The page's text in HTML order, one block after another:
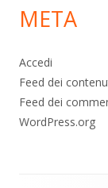
META
Accedi
Feed dei
Feed dei
WordPress.org